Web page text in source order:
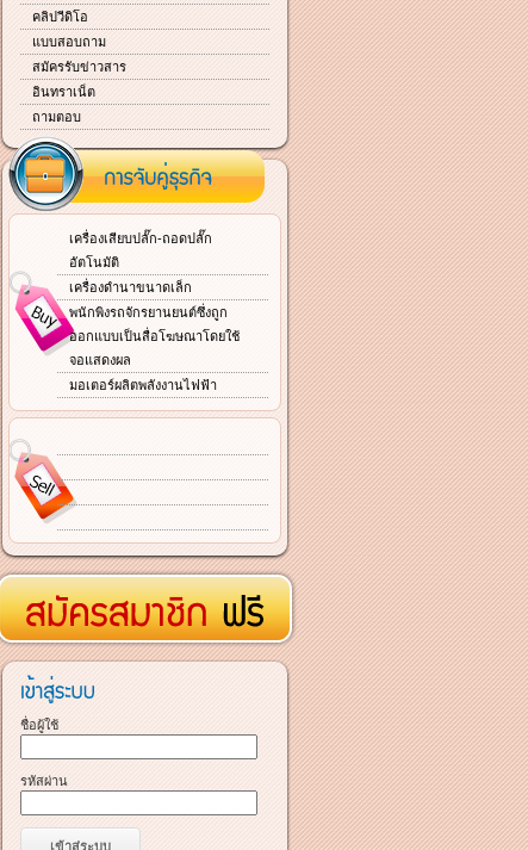
คลิปวีดิโอ
แบบสอบถาม
สมัครรับข่าวสาร
อินทราเน็ต
ถามตอบ
เครื่องเสียบปลั๊ก-ถอดปลั๊ก
อัตโนมัติ
เครื่องดำนาขนาดเล็ก
พนักพิงรถจักรยานยนต์ซึ่งถูก
ออกแบบเป็นสื่อโฆษณาโดยใช้
จอแสดงผล
มอเตอร์ผลิตพลังงานไฟฟ้า
ชื่อผู้ใช้
รหัสผ่าน